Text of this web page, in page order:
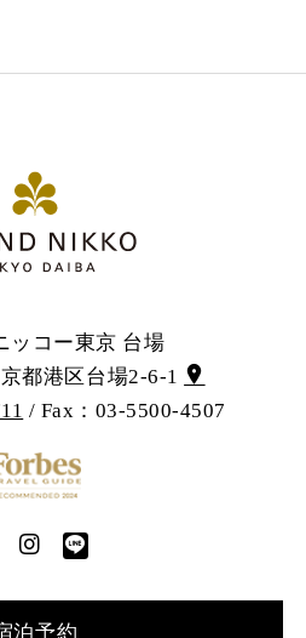
ッコー東京 台場
都港区台場2-6-1
/ Fax：03-5500-4507
泊予約